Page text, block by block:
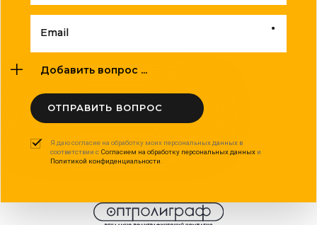
Email
Добавить вопрос ...
ОТПРАВИТЬ ВОПРОС
Я даю согласие на обработку моих персональных данных в
соответствии с Согласием на обработку персональных данных и
Политикой конфиденциальности